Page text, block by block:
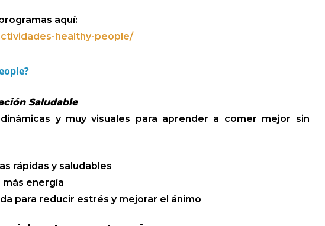
aquí:
healthy-people/
Saludable
y muy visuales para aprender a comer mejor sin
rápidas y saludables
energía
para reducir estrés y mejorar el ánimo